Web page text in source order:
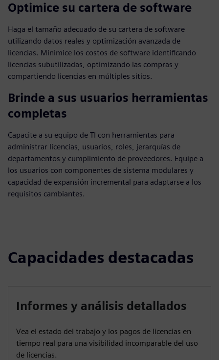
Optimice su cartera de software
Haga el tamaño adecuado de su cartera de software
utilizando datos reales y optimización avanzada de
licencias. Minimice los costos de software identificando
licencias subutilizadas, optimizando las compras y
compartiendo licencias en múltiples sitios.
Brinde a sus usuarios herramientas
completas
Capacite a su equipo de TI con herramientas para
administrar licencias, usuarios, roles, jerarquías de
departamentos y cumplimiento de proveedores. Equipe a
los usuarios con componentes de sistema modulares y
capacidad de expansión incremental para adaptarse a los
requisitos cambiantes.
Capacidades destacadas
Informes y análisis detallados
Vea el estado del trabajo y los pagos de licencias en
tiempo real para una visibilidad incomparable del uso
de licencias.